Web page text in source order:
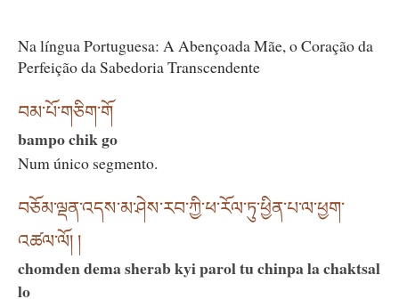
Na língua Portuguesa: A Abençoada Mãe, o Coração da
Perfeição da Sabedoria Transcendente
བམ་པོ་གཅིག་གོ
bampo chik go
Num único segmento.
བཅོམ་ལྡན་འདས་མ་ཤེས་རབ་ཀྱི་ཕ་རོལ་ཏུ་ཕྱིན་པ་ལ་ཕྱག་
འཚལ་ལོ། །
chomden dema sherab kyi parol tu chinpa la chaktsal
lo